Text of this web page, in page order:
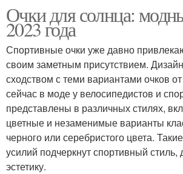
Очки для солнца:
2023 года
Спортивные очки уже давно
своим заметным присутствием.
сходством с теми вариантами очков
сейчас в моде у велосипедистов и
представлены в различных стилях,
цветные и незаменимые варианты
черного или серебристого цвета.
усилий подчеркнут спортивный стиль,
эстетику.